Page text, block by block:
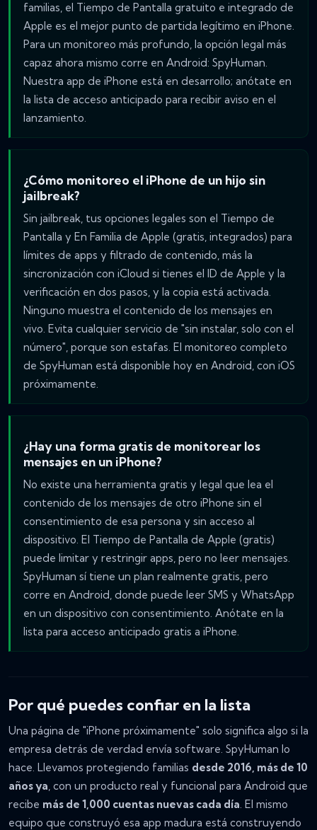
familias, el Tiempo de Pantalla gratuito e integrado de
Apple es el mejor punto de partida legítimo en iPhone.
Para un monitoreo más profundo, la opción legal más
capaz ahora mismo corre en Android: SpyHuman.
Nuestra app de iPhone está en desarrollo; anótate en
la lista de acceso anticipado para recibir aviso en el
lanzamiento.
¿Cómo monitoreo el iPhone de un hijo sin
jailbreak?
Sin jailbreak, tus opciones legales son el Tiempo de
Pantalla y En Familia de Apple (gratis, integrados) para
límites de apps y filtrado de contenido, más la
sincronización con iCloud si tienes el ID de Apple y la
verificación en dos pasos, y la copia está activada.
Ninguno muestra el contenido de los mensajes en
vivo. Evita cualquier servicio de "sin instalar, solo con el
número", porque son estafas. El monitoreo completo
de SpyHuman está disponible hoy en Android, con iOS
próximamente.
¿Hay una forma gratis de monitorear los
mensajes en un iPhone?
No existe una herramienta gratis y legal que lea el
contenido de los mensajes de otro iPhone sin el
consentimiento de esa persona y sin acceso al
dispositivo. El Tiempo de Pantalla de Apple (gratis)
puede limitar y restringir apps, pero no leer mensajes.
SpyHuman sí tiene un plan realmente gratis, pero
corre en Android, donde puede leer SMS y WhatsApp
en un dispositivo con consentimiento. Anótate en la
lista para acceso anticipado gratis a iPhone.
Por qué puedes confiar en la lista
Una página de "iPhone próximamente" solo significa algo si la
empresa detrás de verdad envía software. SpyHuman lo
hace. Llevamos protegiendo familias desde 2016, más de 10
años ya , con un producto real y funcional para Android que
recibe más de 1,000 cuentas nuevas cada día . El mismo
equipo que construyó esa app madura está construyendo